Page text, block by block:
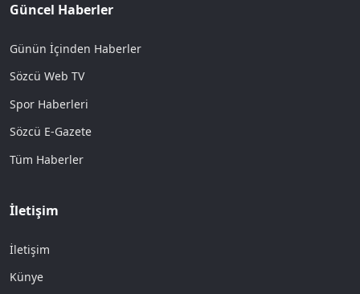
Güncel Haberler
Günün İçinden Haberler
Sözcü Web TV
Spor Haberleri
Sözcü E-Gazete
Tüm Haberler
İletişim
İletişim
Künye